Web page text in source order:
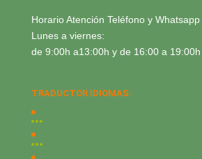
Horario Atención Teléfono y Whatsapp
Lunes a viernes:
de 9:00h a13:00h y de 16:00 a 19:00h
TRADUCTOR IDIOMAS: